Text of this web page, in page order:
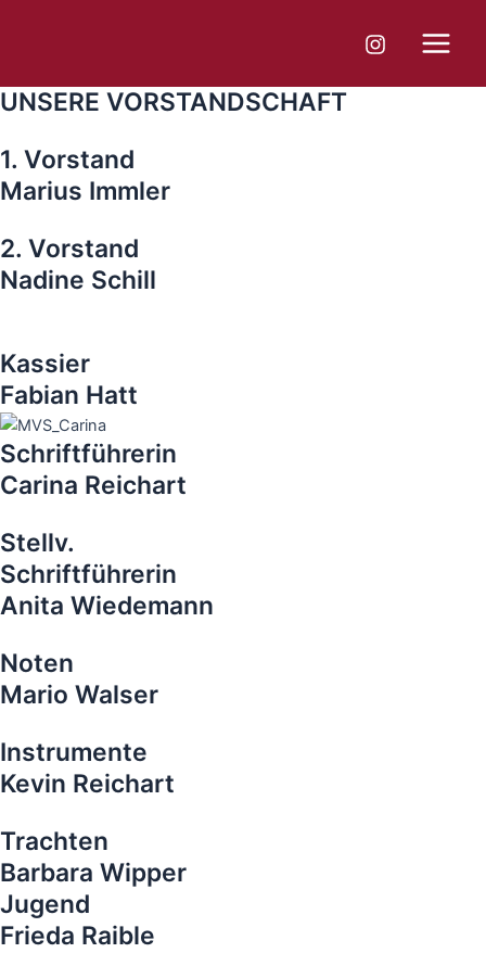
UNSERE VORSTANDSCHAFT
1. Vorstand
Marius Immler
2. Vorstand
Nadine Schill
Kassier
Fabian Hatt
Schriftführerin
Carina Reichart
Stellv.
Schriftführerin
Anita Wiedemann
Noten
Mario Walser
Instrumente
Kevin Reichart
Trachten
Barbara Wipper
Jugend
Frieda Raible